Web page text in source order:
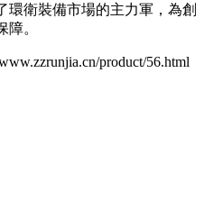
環衛裝備市場的主力軍，為創
。
product/56.html